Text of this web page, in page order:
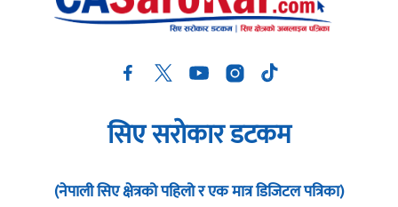
सिए सरोकार डटकम
(नेपाली सिए क्षेत्रको पहिलो र एक मात्र डिजिटल पत्रिका)